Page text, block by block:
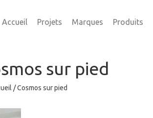
Accueil Projets Marques Produits
sur pied
/Cosmos sur pied